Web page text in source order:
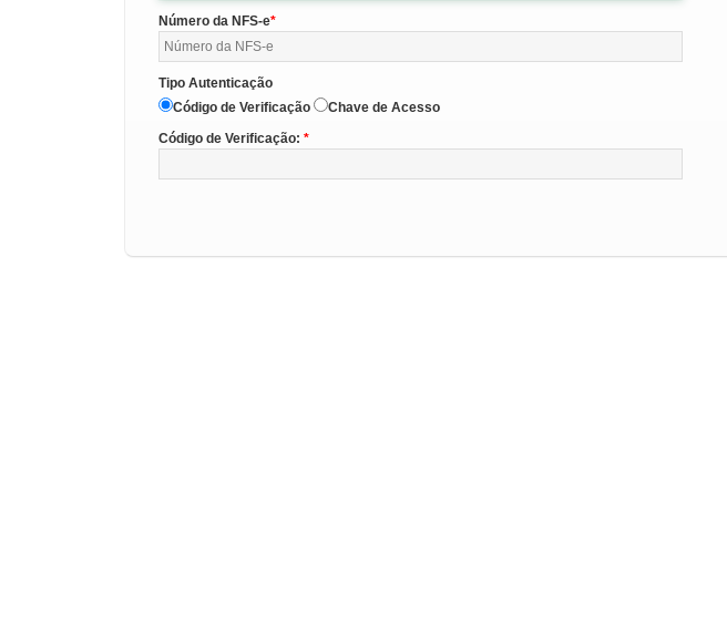
Número da NFS-e
Tipo Autenticação
Código de Verificação
Chave de Acesso
Código de Verificação: